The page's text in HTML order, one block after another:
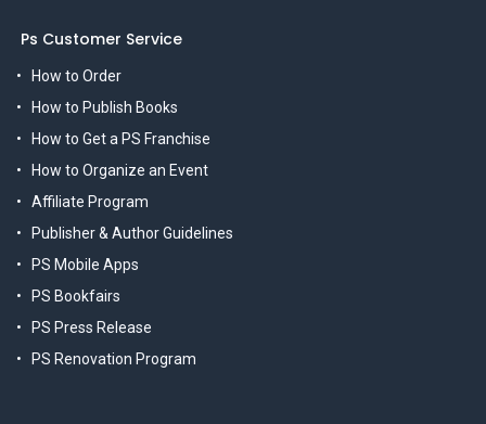
Ps Customer Service
How to Order
How to Publish Books
How to Get a PS Franchise
How to Organize an Event
Affiliate Program
Publisher & Author Guidelines
PS Mobile Apps
PS Bookfairs
PS Press Release
PS Renovation Program